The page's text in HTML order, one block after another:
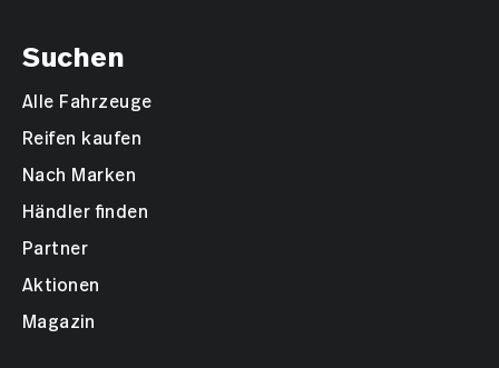
Suchen
Alle Fahrzeuge
Reifen kaufen
Nach Marken
Händler finden
Partner
Aktionen
Magazin